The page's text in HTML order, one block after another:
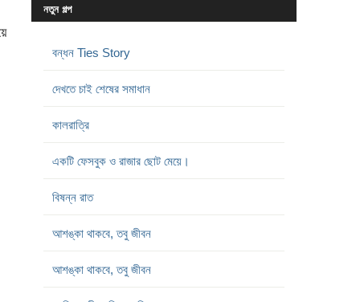
নতুন গল্প
বন্ধন Ties Story
দেখতে চাই শেষের সমাধান
কালরাত্রি
একটি ফেসবুক ও রাজার ছোট মেয়ে।
বিষন্ন রাত
আশঙ্কা থাকবে, তবু জীবন
আশঙ্কা থাকবে, তবু জীবন